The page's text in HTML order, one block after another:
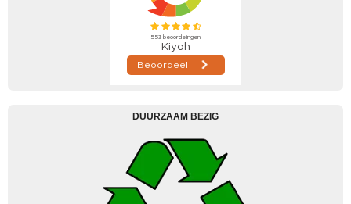
DUURZAAM BEZIG